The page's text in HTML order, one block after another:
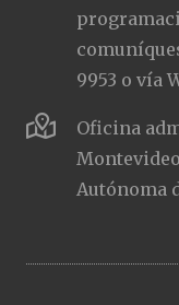
9953 o vía
Oficina
Autónoma